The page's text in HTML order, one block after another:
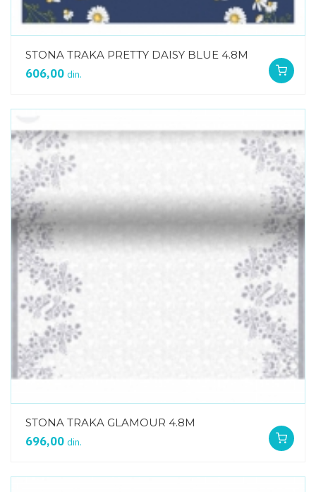
STONA TRAKA PRETTY DAISY BLUE 4.8M
606,00 din.
STONA TRAKA GLAMOUR 4.8M
696,00 din.